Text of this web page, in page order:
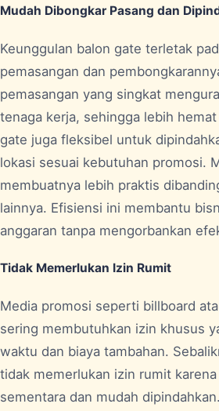
Mudah Dibongkar Pasang dan
Keunggulan balon gate terletak
pemasangan dan
pemasangan yang singkat
tenaga kerja, sehingga lebih hemat
gate juga fleksibel untuk
lokasi sesuai kebutuhan promosi.
membuatnya lebih praktis
lainnya. Efisiensi ini membantu
anggaran tanpa mengorbankan
Tidak Memerlukan Izin Rumit
Media promosi seperti billboard
sering membutuhkan izin khusus
waktu dan biaya tambahan.
tidak memerlukan izin rumit
sementara dan mudah